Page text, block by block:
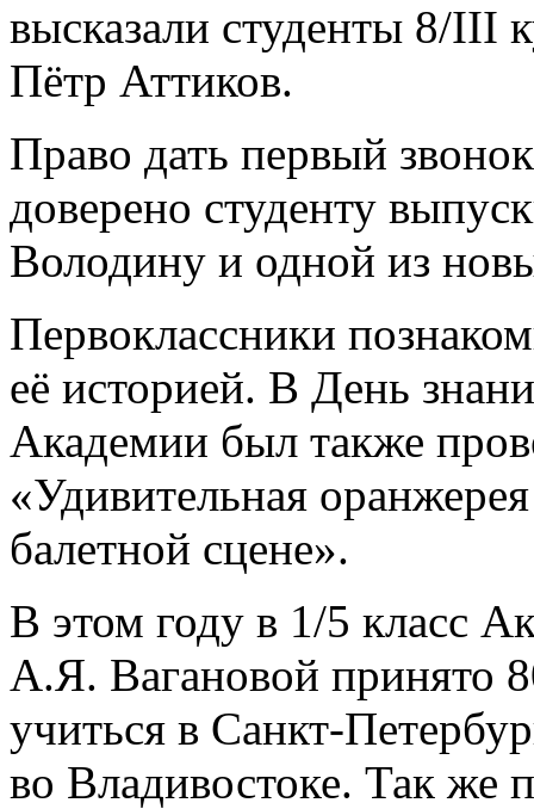
высказали студенты 8/
Пётр Аттиков.
Право дать первый
доверено студенту
Володину и одной из
Первоклассники
её историей. В День
Академии был также
«Удивительная
балетной сцене».
В этом году в 1/5 класс
А.Я. Вагановой принято
учиться в Санкт-
во Владивостоке. Так же